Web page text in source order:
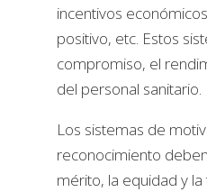
incentivos
positivo, etc. Estos
compromiso, el
del personal sanitario.
Los sistemas de
reconocimiento
mérito, la equidad y